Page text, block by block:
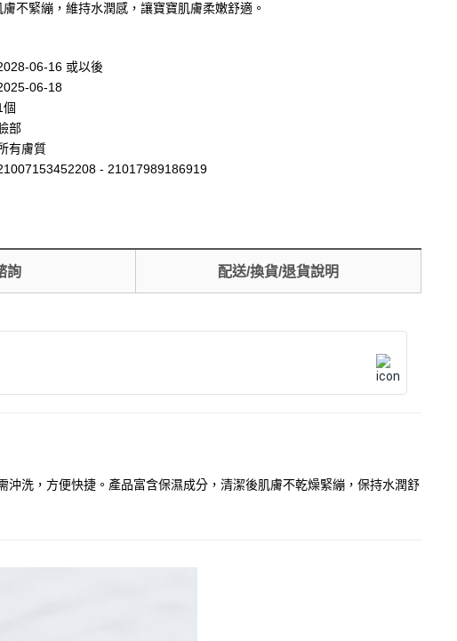
不緊繃，維持水潤感，讓寶寶肌膚柔嫩舒適。
06-16 或以後
06-18
個
部
有膚質
- 21017989186919
詢 配送/換貨/退貨說明
洗，方便快捷。產品富含保濕成分，清潔後肌膚不乾燥緊繃，保持水潤舒